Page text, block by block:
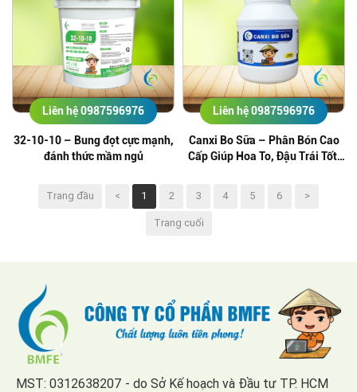
Liên hệ 0987596976
32-10-10 – Bung đọt cực mạnh,
đánh thức mầm ngủ
Liên hệ 0987596976
Canxi Bo Sữa – Phân Bón Cao
Cấp Giúp Hoa To, Đậu Trái Tốt,
Trang đầu < 1 2 3 4 5 6 >
Trang cuối
MST: 0312638207 - do Sở Kế hoạch và Đầu tư TP. HCM